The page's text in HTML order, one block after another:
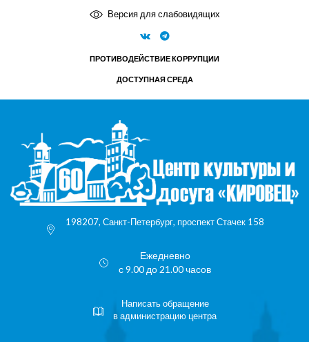
Версия для слабовидящих
ПРОТИВОДЕЙСТВИЕ КОРРУПЦИИ
ДОСТУПНАЯ СРЕДА
198207, Санкт-Петербург, проспект Стачек 158
Ежедневно
с 9.00 до 21.00 часов
Написать обращение
в администрацию центра